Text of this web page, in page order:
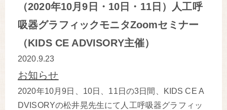
（2020年10月9日・10日・11日）人工呼
吸器グラフィックモニタZoomセミナー
（KIDS CE ADVISORY主催）
2020.9.23
お知らせ
2020年10月9日、10日、11日の3日間、KIDS CE A
DVISORYの松井晃先生にて人工呼吸器グラフィッ